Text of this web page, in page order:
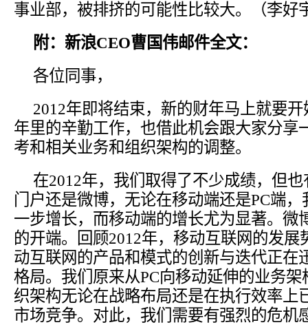
事业部，被排挤的可能性比较大。（李好
附：新浪CEO曹国伟邮件全文：
各位同事，
2012年即将结束，新的财年马上就要
年里的辛勤工作，也借此机会跟大家分享
考和相关业务和组织架构的调整。
在2012年，我们取得了不少成绩，但
门户还是微博，无论在移动端还是PC端
一步增长，而移动端的增长尤为显著。微
的开端。回顾2012年，移动互联网的发
动互联网的产品和模式的创新与迭代正在
格局。我们原来从PC向移动延伸的业务
织架构无论在战略布局还是在执行效率上
市场竞争。对此，我们需要有强烈的危机